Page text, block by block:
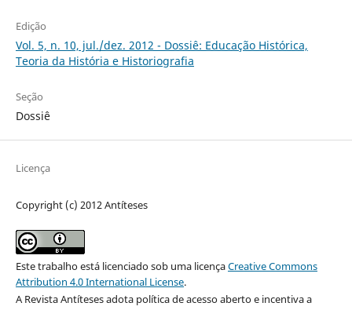
Edição
Vol. 5, n. 10, jul./dez. 2012 - Dossiê: Educação Histórica,
Teoria da História e Historiografia
Seção
Dossiê
Licença
Copyright (c) 2012 Antíteses
Este trabalho está licenciado sob uma licençaCreative Commons
Attribution 4.0 International License.
A Revista Antíteses adota política de acesso aberto e incentiva a